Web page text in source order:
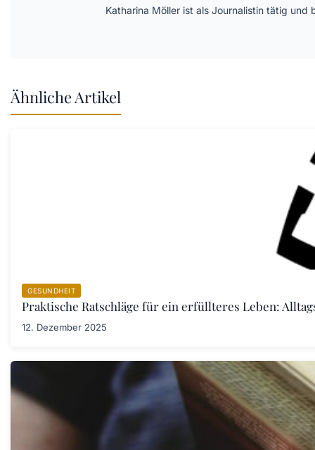
Katharina Möller ist als Journalistin tätig
Ähnliche Artikel
GESUNDHEIT
Praktische Ratschläge für ein erfüllteres Leben:
12. Dezember 2025